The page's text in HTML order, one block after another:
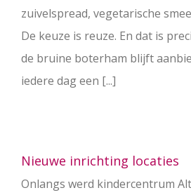
zuivelspread, vegetarische
De keuze is reuze. En dat is
de bruine boterham blijft
iedere dag een [...]
Nieuwe inrichting locaties
Onlangs werd kindercentrum